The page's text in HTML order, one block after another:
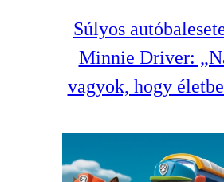
Súlyos
Minnie Driver:
vagyok, hogy